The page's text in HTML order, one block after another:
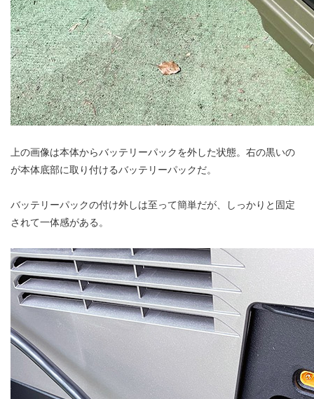
上の画像は本体からバッテリーパックを外した状態。右の黒いの
が本体底部に取り付けるバッテリーパックだ。
バッテリーパックの付け外しは至って簡単だが、しっかりと固定
されて一体感がある。